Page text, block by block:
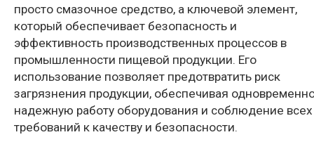
просто смазочное средство, а ключевой элемент,
который обеспечивает безопасность и
эффективность производственных процессов в
промышленности пищевой продукции. Его
использование позволяет предотвратить риск
загрязнения продукции, обеспечивая
надежную работу оборудования и соблюдение всех
требований к качеству и безопасности.